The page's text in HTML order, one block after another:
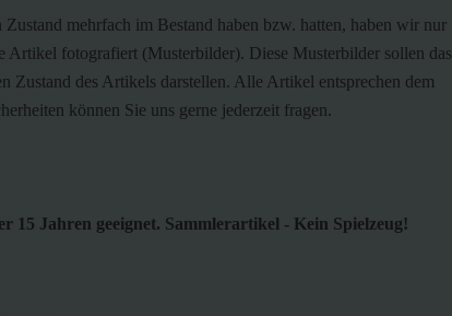
mehrfach im Bestand haben bzw. hatten, haben wir nur
Artikel fotografiert (Musterbilder). Diese Musterbilder sollen das
Zustand des Artikels darstellen. Alle Artikel entsprechen dem
können Sie uns gerne jederzeit fragen.
Jahren geeignet. Sammlerartikel - Kein Spielzeug!